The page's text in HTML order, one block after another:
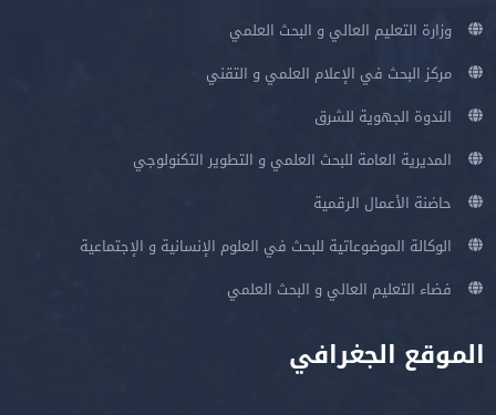
وزارة التعليم العالي و البحث العلمي
مركز البحث في الإعلام العلمي و التقني
الندوة الجهوية للشرق
المديرية العامة للبحث العلمي و التطوير التكنولوجي
حاضنة الأعمال الرقمية
الوكالة الموضوعاتية للبحث في العلوم الإنسانية و الإجتماعية
فضاء التعليم العالي و البحث العلمي
الموقع الجغرافي